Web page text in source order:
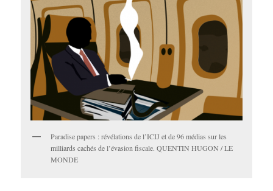
Paradise papers : révélations de l’ICIJ et de 96 médias sur les
milliards cachés de l’évasion fiscale. QUENTIN HUGON / LE
MONDE